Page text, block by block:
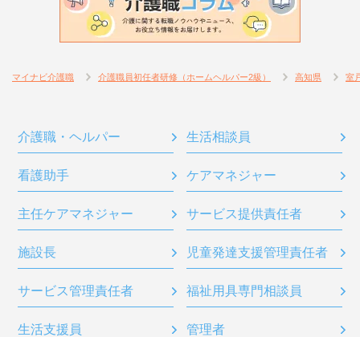
マイナビ介護職 介護職員初任者研修（ホームヘルパー2級） 高知県 室
介護職・ヘルパー 生活相談員
看護助手 ケアマネジャー
主任ケアマネジャー サービス提供責任者
施設長 児童発達支援管理責任者
サービス管理責任者 福祉用具専門相談員
生活支援員 管理者